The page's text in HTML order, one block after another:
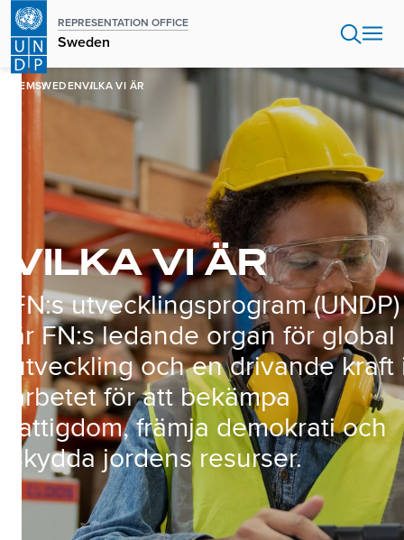
Hoppa
huvudinnehåll
REPRESENTATION OFFICE
Sweden
HEMSWEDENVILKA VI ÄR
VILKA VI ÄR
FN:s utvecklingsprogram (UNDP)
är FN:s ledande organ för global
utveckling och en drivande kraft
arbetet för att bekämpa
fattigdom, främja demokrati och
skydda jordens resurser.